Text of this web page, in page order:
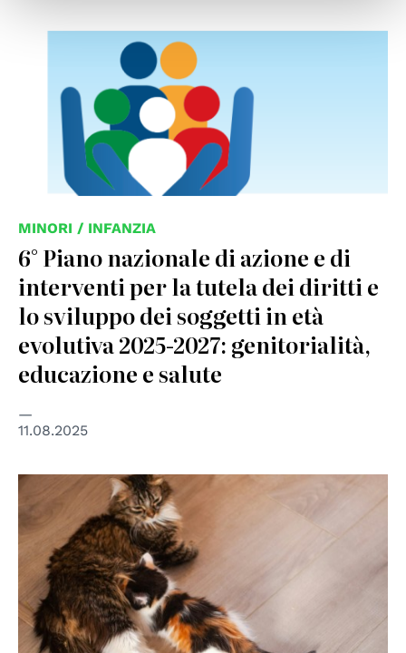
MINORI / INFANZIA
6° Piano nazionale di azione e di
interventi per la tutela dei diritti e
lo sviluppo dei soggetti in età
evolutiva 2025-2027: genitorialità,
educazione e salute
11.08.2025
© Evgeniya Ivchenko / Unsplash